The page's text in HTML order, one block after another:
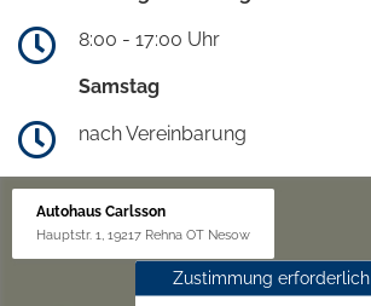
8:00 - 17:00 Uhr
Samstag
nach Vereinbarung
Autohaus Carlsson
Hauptstr. 1, 19217 Rehna OT Nesow
Zustimmung erforderlich